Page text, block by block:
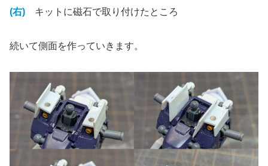
(右) キットに磁石で取り付けたところ
続いて側面を作っていきます。